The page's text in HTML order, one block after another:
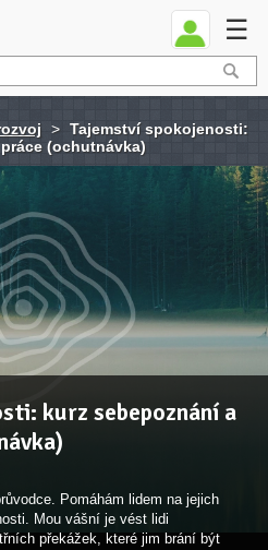
☰
> Tajemství spokojenosti:
(ochutnávka)
kurz sebepoznání a
Pomáhám lidem na jejich
Mou vášní je vést lidi
překážek, které jim brání být